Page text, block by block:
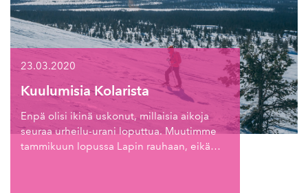
23.03.2020
Kuulumisia Kolarista
Enpä olisi ikinä uskonut, millaisia aikoja
seuraa urheilu-urani loputtua. Muutimme
tammikuun lopussa Lapin rauhaan, eikä…